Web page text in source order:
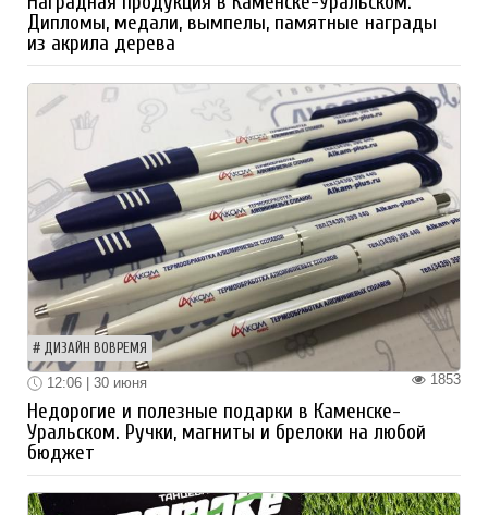
Дипломы, медали, вымпелы, памятные награды
из акрила дерева
ДИЗАЙН ВОВРЕМЯ
1853
12:06 | 30 июня
Недорогие и полезные подарки в Каменске-
Уральском. Ручки, магниты и брелоки на любой
бюджет